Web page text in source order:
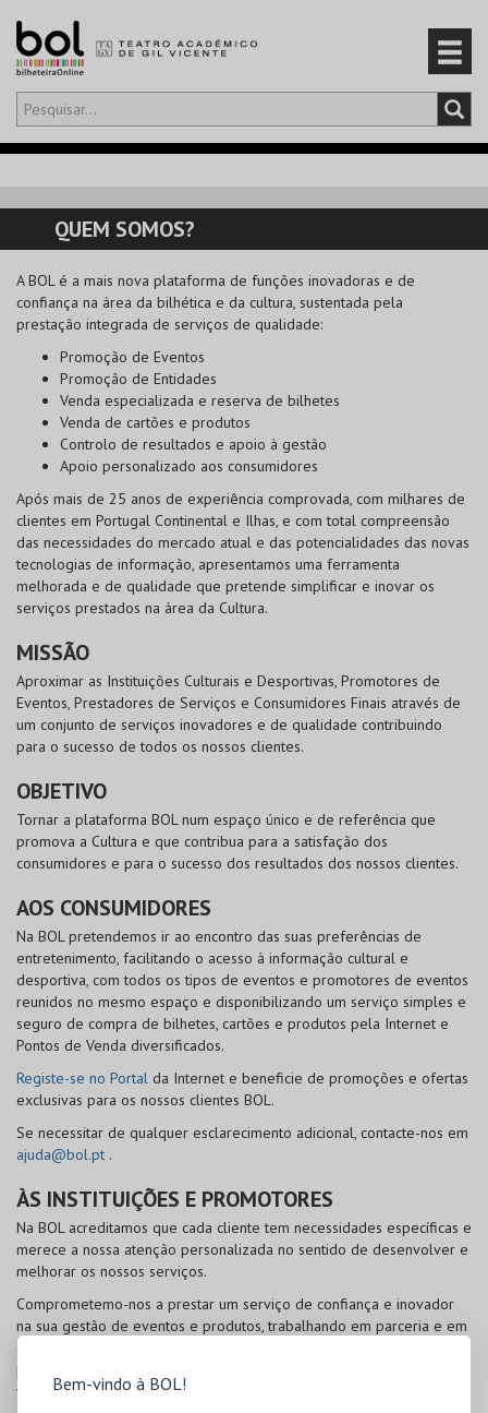
Bem-vindo à BOL!
Olá,iniciar sessão
CARRINHO
EVENTOS
CARTÕES
PRODUTOS
QUEM SOMOS?
ABOLé a mais nova plataforma de funções inovadoras e de
confiança na área da bilhética e da cultura, sustentada pela
prestação integrada de serviços de qualidade:
Promoção de Eventos
Promoção de Entidades
Venda especializada e reserva de bilhetes
Venda de cartões e produtos
Controlo de resultados e apoio à gestão
Apoio personalizado aos consumidores
Após mais de 25 anos de experiência comprovada, com milhares de
clientes em Portugal Continental e Ilhas, e com total compreensão
das necessidades do mercado atual e das potencialidades das novas
tecnologias de informação, apresentamos uma ferramenta
melhorada e de qualidade que pretende simplificar e inovar os
serviços prestados na área da Cultura.
MISSÃO
Aproximar as Instituições Culturais e Desportivas, Promotores de
Eventos, Prestadores de Serviços e Consumidores Finais através de
um conjunto de serviços inovadores e de qualidade contribuindo
para o sucesso de todos os nossos clientes.
OBJETIVO
Tornar a plataforma BOLnum espaço único e de referência que
promova a Cultura e que contribua para a satisfação dos
consumidores e para o sucesso dos resultados dos nossos clientes.
AOS CONSUMIDORES
Na BOLpretendemos ir ao encontro das suas preferências de
entretenimento, facilitando o acesso à informação cultural e
desportiva, com todos os tipos de eventos e promotores de eventos
reunidos no mesmo espaço e disponibilizando um serviço simples e
seguro de compra de bilhetes, cartões e produtos pela Internet e
Pontos de Venda diversificados.
Registe-se no Portal da Internet e beneficie de promoções e ofertas
exclusivas para os nossos clientes BOL.
Se necessitar de qualquer esclarecimento adicional, contacte-nos em
ajuda@bol.pt .
ÀS INSTITUIÇÕES E PROMOTORES
Na BOLacreditamos que cada cliente tem necessidades específicas e
merece a nossa atenção personalizada no sentido de desenvolver e
melhorar os nossos serviços.
Comprometemo-nos a prestar um serviço de confiança e inovador
na sua gestão de eventos e produtos, trabalhando em parceria e em
constante contacto para o sucesso dos seus resultados e para que
possa oferecer aos seus clientes o melhor serviço de bilhética,
venda de produtos e de informação.